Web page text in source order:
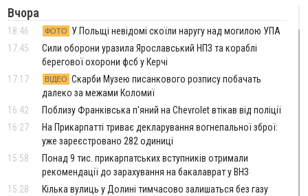
Вчора
18:46 ФОТО
У Польщі невідомі скоїли наругу над могилою УПА
17:45
Сили оборони уразила Ярославський НПЗ та кораблі
берегової охорони фсб у Керчі
17:17
ВІДЕО Скарби Музею писанкового розпису побачать
далеко за межами Коломиї
16:42
Поблизу Франківська п'яний на Chevrolet втікав від поліції
16:27
На Прикарпатті триває декларування вогнепальної зброї:
уже зареєстровано 282 одиниці
15:58
Понад 9 тис. прикарпатських вступників отримали
рекомендації до зарахування на бакалаврат у ВНЗ
15:28
Кілька вулиць у Долині тимчасово залишаться без газу